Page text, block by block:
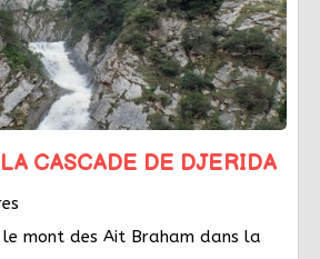
CASCADE DE DJERIDA
le mont des Ait Braham dans la